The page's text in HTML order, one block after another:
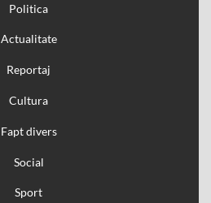
Politica
Actualitate
Reportaj
Cultura
Fapt divers
Social
Sport